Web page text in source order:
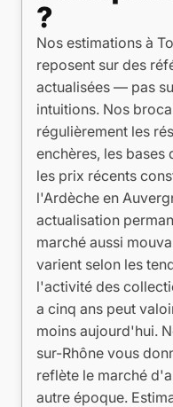
?
Nos estimations à
reposent sur des
actualisées — pas
intuitions. Nos
régulièrement les
enchères, les bases
les prix récents
l'Ardèche en
actualisation
marché aussi
varient selon les
l'activité des
a cinq ans peut
moins aujourd'hui.
sur-Rhône vous
reflète le marché
autre époque.